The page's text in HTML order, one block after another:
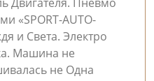
«SPORT-AUTO-
и Света. Электро
Машина не
не Одна